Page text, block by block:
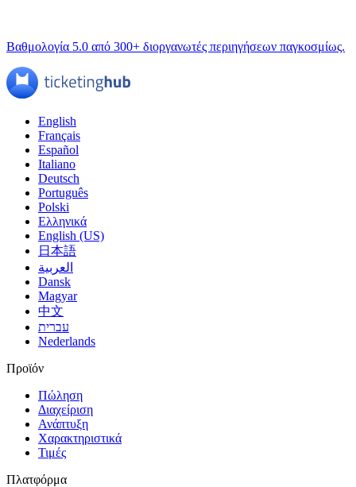
Βαθμολογία 5.0 από 300+ διοργανωτές περιηγήσεων παγκοσμίως.
English
Français
Español
Italiano
Deutsch
Português
Polski
Ελληνικά
English (US)
日本語
العربية
Dansk
Magyar
中文
עברית
Nederlands
Προϊόν
Πώληση
Διαχείριση
Ανάπτυξη
Χαρακτηριστικά
Τιμές
Πλατφόρμα